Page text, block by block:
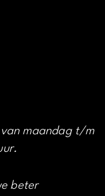
maandag t/m
beter